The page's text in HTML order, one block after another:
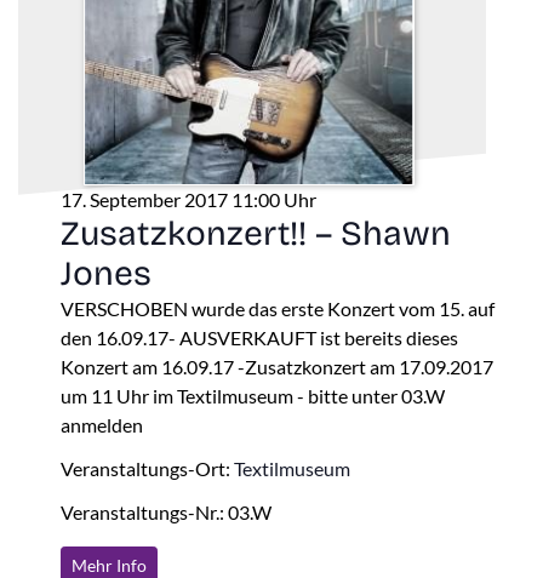
17. September 2017 11:00 Uhr
Zusatzkonzert!! – Shawn
Jones
VERSCHOBEN wurde das erste Konzert vom 15. auf
den 16.09.17- AUSVERKAUFT ist bereits dieses
Konzert am 16.09.17 -Zusatzkonzert am 17.09.2017
um 11 Uhr im Textilmuseum - bitte unter 03.W
anmelden
Veranstaltungs-Ort: Textilmuseum
Veranstaltungs-Nr.: 03.W
Mehr Info